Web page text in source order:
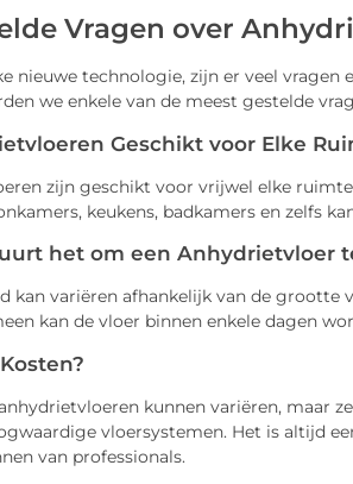
Vragen over
nieuwe technologie, zijn er veel
we enkele van de meest gestelde
Geschikt voor Elke
zijn geschikt voor vrijwel elke
keukens, badkamers en zelfs
het om een Anhydrietvloer
kan variëren afhankelijk van de grootte
kan de vloer binnen enkele dagen
kunnen variëren, maar
vloersystemen. Het is altijd
van professionals.